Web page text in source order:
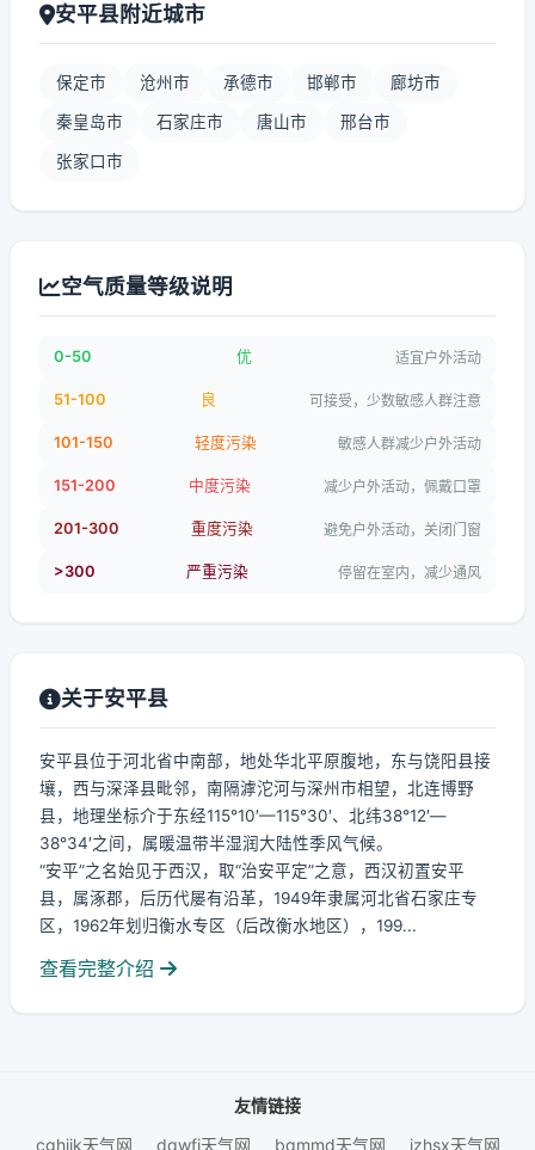
安平县附近城市
保定市 沧州市 承德市 邯郸市 廊坊市
秦皇岛市 石家庄市 唐山市 邢台市
张家口市
空气质量等级说明
0-50 优 适宜户外活动
51-100 良 可接受，少数敏感人群注意
101-150 轻度污染 敏感人群减少户外活动
151-200 中度污染 减少户外活动，佩戴口罩
201-300 重度污染 避免户外活动，关闭门窗
>300 严重污染 停留在室内，减少通风
关于安平县
安平县位于河北省中南部，地处华北平原腹地，东与饶阳县接
壤，西与深泽县毗邻，南隔滹沱河与深州市相望，北连博野
县，地理坐标介于东经115°10′—115°30′、北纬38°12′—
38°34′之间，属暖温带半湿润大陆性季风气候。
“安平”之名始见于西汉，取“治安平定”之意，西汉初置安平
县，属涿郡，后历代屡有沿革，1949年隶属河北省石家庄专
区，1962年划归衡水专区（后改衡水地区），199...
查看完整介绍
友情链接
cghijk天气网
dqwfj天气网 bqmmd天气网 jzhsx天气网